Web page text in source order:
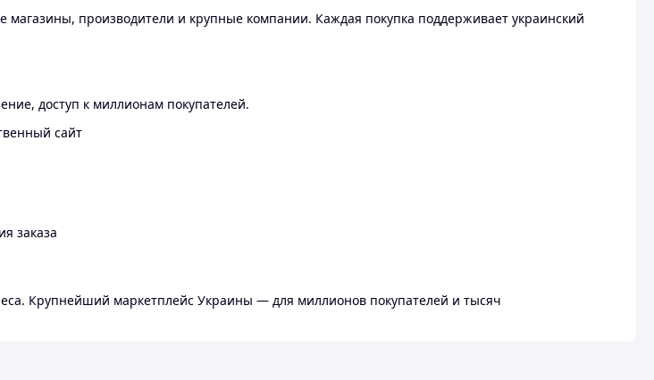
производители и крупные компании. Каждая покупка поддерживает украинский
доступ к миллионам покупателей.
сайт
заказа
Крупнейший маркетплейс Украины — для миллионов покупателей и тысяч